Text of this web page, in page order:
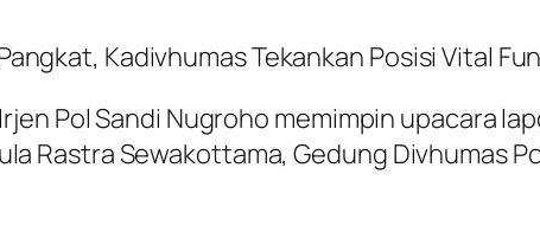
Kadivhumas Tekankan Posisi Vital
Pol Sandi Nugroho memimpin upacara
Rastra Sewakottama, Gedung Divhumas